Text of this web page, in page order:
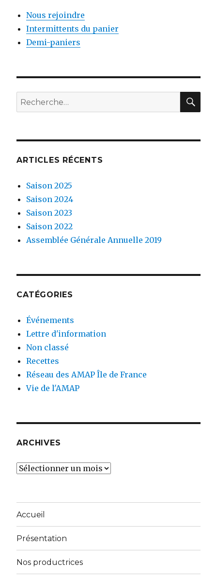
Nous rejoindre
Intermittents du panier
Demi-paniers
Recherche
pour
ARTICLES RÉCENTS
Saison 2025
Saison 2024
Saison 2023
Saison 2022
Assemblée Générale Annuelle 2019
CATÉGORIES
Événements
Lettre d'information
Non classé
Recettes
Réseau des AMAP Île de France
Vie de l'AMAP
ARCHIVES
Archives
Accueil
Présentation
Nos productrices